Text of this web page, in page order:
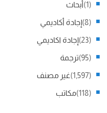
أبحاث (1)
إجادة أكاديمي (8)
إجادة اكاديمي (23)
ترجمة (95)
غير مصنف (1,597)
مكاتب (118)